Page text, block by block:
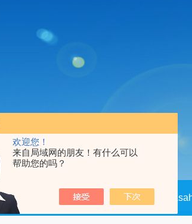
欢迎您！
来自局域网的朋友！有什么可以
帮助您的吗？
首页 产品中心